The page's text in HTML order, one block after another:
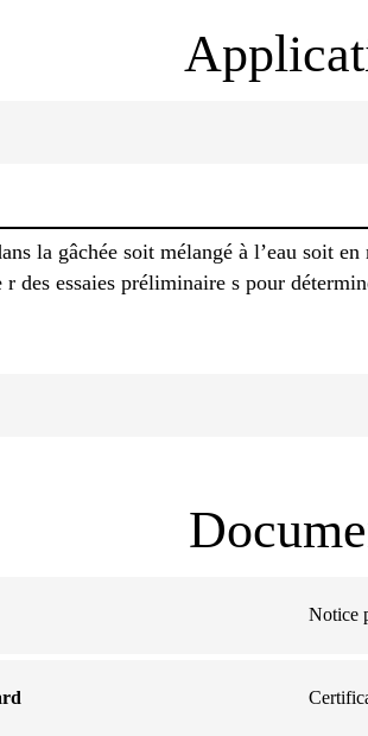
la gâchée soit mélangé à l’eau soit en
des essaies préliminaire s pour
Notice